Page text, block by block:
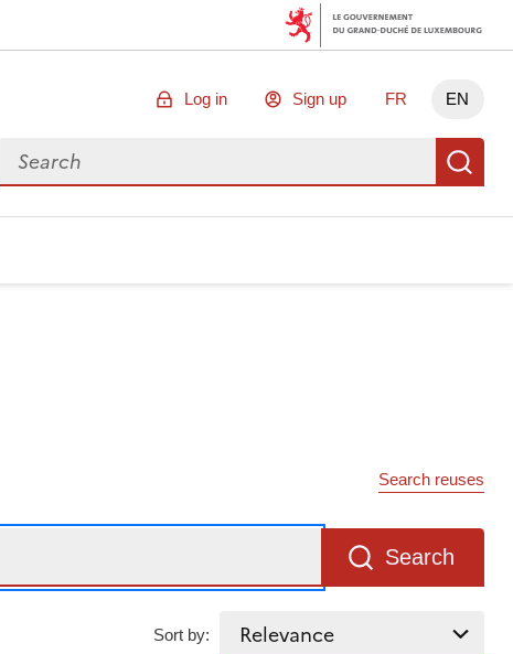
Log in Sign up FR EN
Search for data
Search reuses
Search
Sort by: